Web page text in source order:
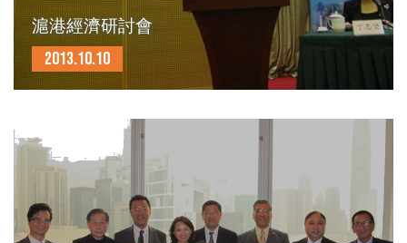
滬港經濟研討會
2013.10.10